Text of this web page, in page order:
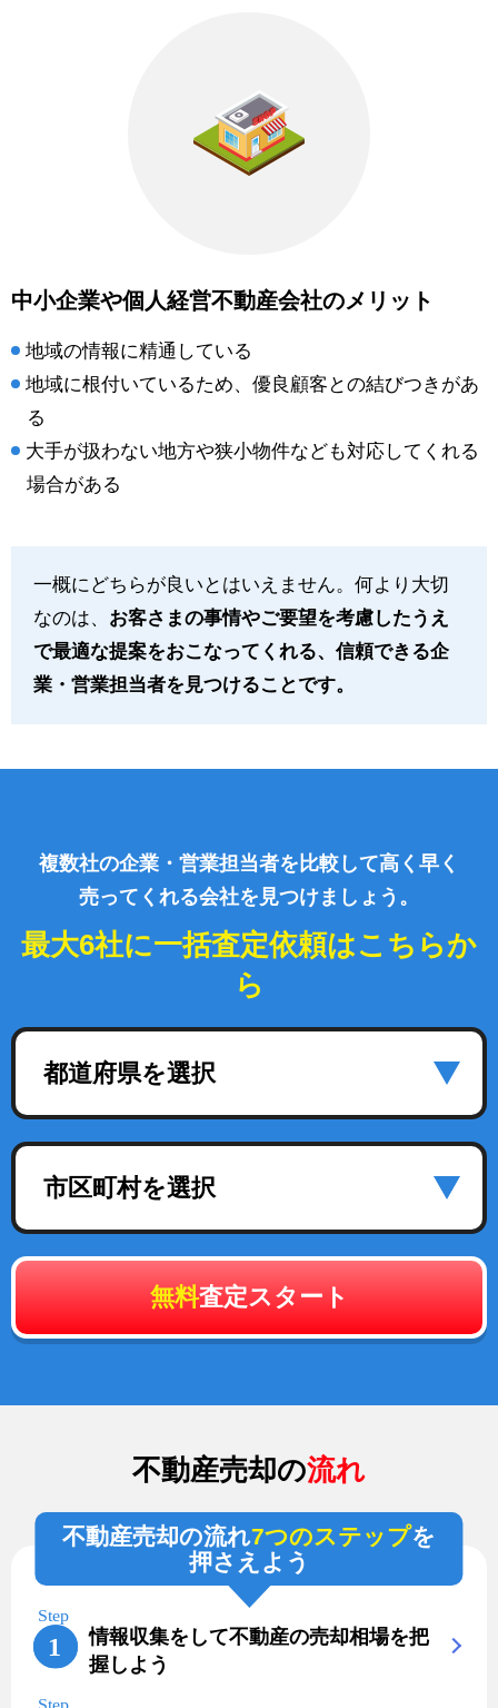
中小企業や個人経営不動産会社のメリット
地域の情報に精通している
地域に根付いているため、優良顧客との結びつきがあ
る
大手が扱わない地方や狭小物件なども対応してくれる
場合がある
一概にどちらが良いとはいえません。何より大切
なのは、 お客さまの事情やご要望を考慮したうえ
で最適な提案をおこなってくれる、信頼できる企
業・営業担当者を見つけることです。
複数社の企業・営業担当者を比較して高く早く
売ってくれる会社を見つけましょう。
最大6社に一括査定依頼はこちらか
ら
都道府県を選択
市区町村を選択
無料査定スタート
不動産売却の流れ
不動産売却の流れ7つのステップを
押さえよう
情報収集をして不動産の売却相場を把
握しよう